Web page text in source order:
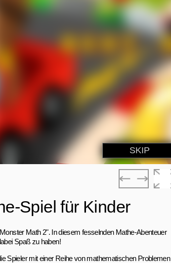
Spiel für Kinder
Math 2". In diesem fesselnden Mathe-Abenteuer
Spaß zu haben!
Spieler mit einer Reihe von mathematischen Problemen